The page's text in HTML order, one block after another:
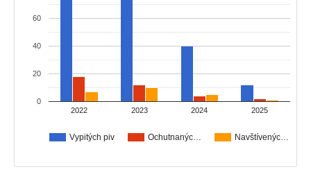
Vypitých piv Ochutnanýc… Navštívenýc…
2022 2023 2024 2025
0
20
40
60